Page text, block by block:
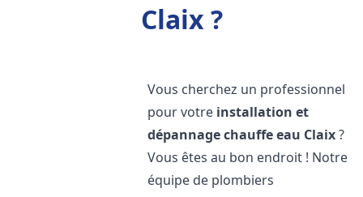
Claix ?
Vous cherchez un professionnel
pour votre installation et
dépannage chauffe eau Claix?
Vous êtes au bon endroit ! Notre
équipe de plombiers